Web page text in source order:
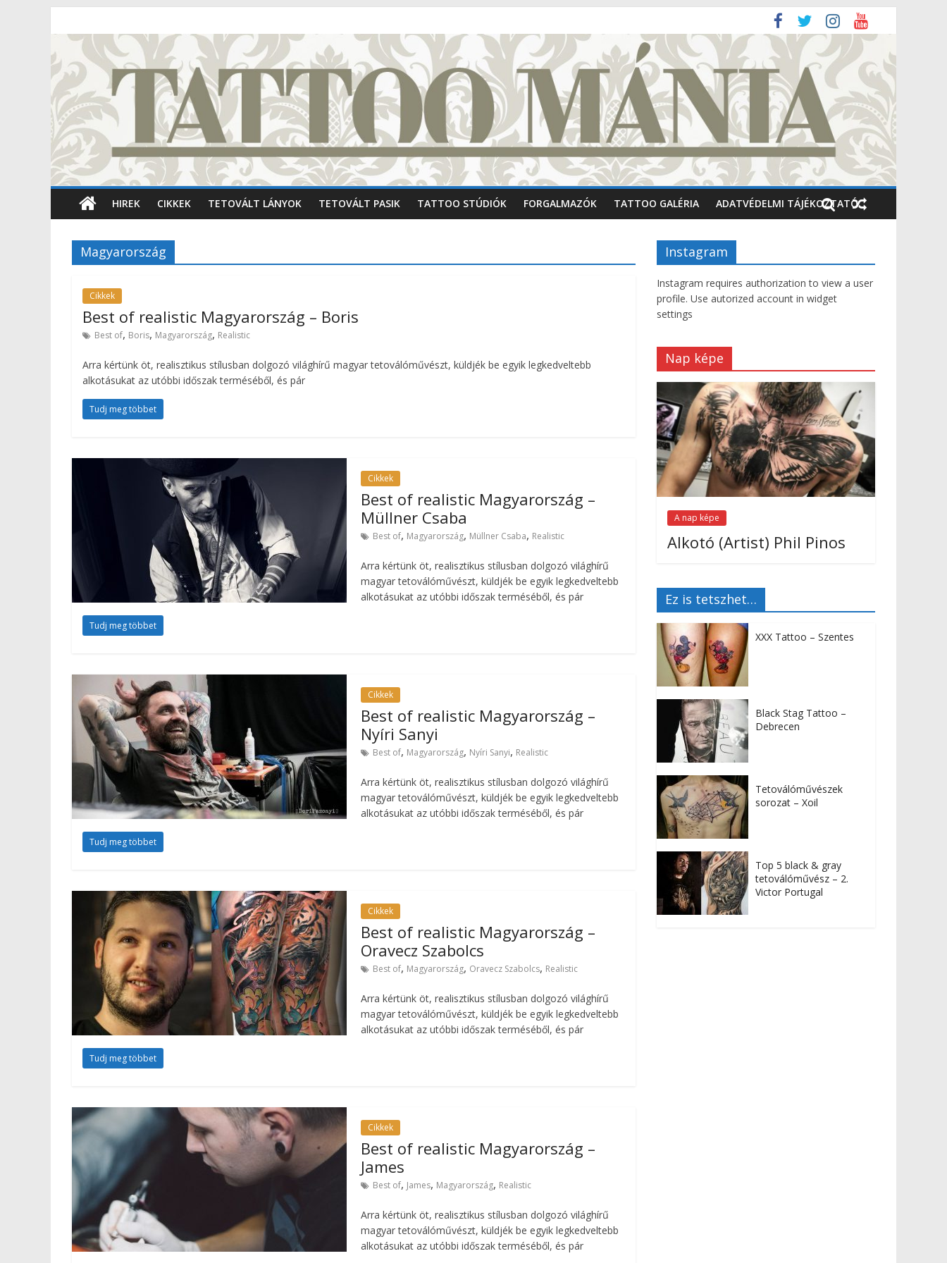
HIREK CIKKEK TETOVÁLT LÁNYOK TETOVÁLT PASIK TATTOO STÚDIÓK FORGALMAZÓK TATTOO GALÉRIA ADATVÉDELMI TÁJÉKOZTATÓ
Magyarország
Cikkek
Best of realistic Magyarország – Boris
Best of, Boris, Magyarország, Realistic
Arra kértünk öt, realisztikus stílusban dolgozó világhírű magyar tetoválóművészt, küldjék be egyik legkedveltebb
alkotásukat az utóbbi időszak terméséből, és pár
Tudj meg többet
Cikkek
Best of realistic Magyarország –
Müllner Csaba
Best of, Magyarország, Müllner Csaba, Realistic
Arra kértünk öt, realisztikus stílusban dolgozó világhírű
magyar tetoválóművészt, küldjék be egyik legkedveltebb
alkotásukat az utóbbi időszak terméséből, és pár
Tudj meg többet
Cikkek
Best of realistic Magyarország –
Nyíri Sanyi
Best of, Magyarország, Nyíri Sanyi, Realistic
Arra kértünk öt, realisztikus stílusban dolgozó világhírű
magyar tetoválóművészt, küldjék be egyik legkedveltebb
alkotásukat az utóbbi időszak terméséből, és pár
Tudj meg többet
Cikkek
Best of realistic Magyarország –
Oravecz Szabolcs
Best of, Magyarország, Oravecz Szabolcs, Realistic
Arra kértünk öt, realisztikus stílusban dolgozó világhírű
magyar tetoválóművészt, küldjék be egyik legkedveltebb
alkotásukat az utóbbi időszak terméséből, és pár
Tudj meg többet
Cikkek
Best of realistic Magyarország –
James
Best of, James, Magyarország, Realistic
Arra kértünk öt, realisztikus stílusban dolgozó világhírű
magyar tetoválóművészt, küldjék be egyik legkedveltebb
alkotásukat az utóbbi időszak terméséből, és pár
Instagram
Instagram requires authorization to view a user
profile. Use autorized account in widget
settings
Nap képe
A nap képe
Alkotó (Artist) Phil Pinos
Ez is tetszhet…
XXX Tattoo – Szentes
Black Stag Tattoo –
Debrecen
Tetoválóművészek
sorozat – Xoil
Top 5 black & gray
tetoválóművész – 2.
Victor Portugal